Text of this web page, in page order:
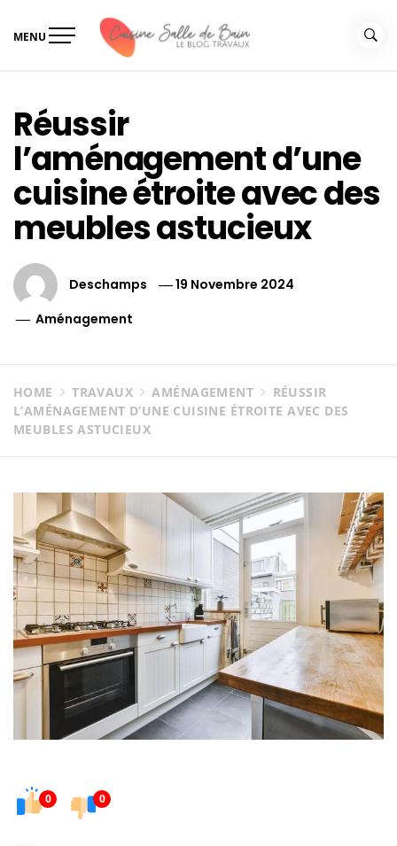
MENU
Réussir
l’aménagement d’une
cuisine étroite avec des
meubles astucieux
Deschamps
19 Novembre 2024
Aménagement
HOME TRAVAUX AMÉNAGEMENT
RÉUSSIR
L’AMÉNAGEMENT D’UNE CUISINE ÉTROITE AVEC DES
MEUBLES ASTUCIEUX
0 0